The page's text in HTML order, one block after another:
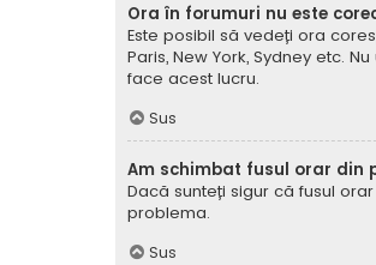
Ora în forumuri nu este
Este posibil să vedeți ora
Paris, New York, Sydney etc.
face acest lucru.
Sus
Am schimbat fusul orar din
Dacă sunteți sigur că fusul
problema.
Sus